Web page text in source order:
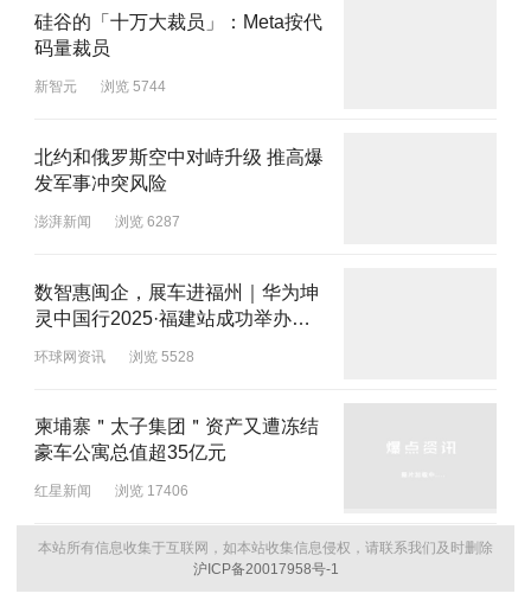
硅谷的「十万大裁员」：Meta按代
码量裁员
新智元 浏览 5744
北约和俄罗斯空中对峙升级 推高爆
发军事冲突风险
澎湃新闻 浏览 6287
数智惠闽企，展车进福州｜华为坤
灵中国行2025·福建站成功举办，
环球网资讯 浏览 5528
柬埔寨＂太子集团＂资产又遭冻结
豪车公寓总值超35亿元
红星新闻 浏览 17406
本站所有信息收集于互联网，如本站收集信息侵权，请联系我们及时删除
沪ICP备20017958号-1